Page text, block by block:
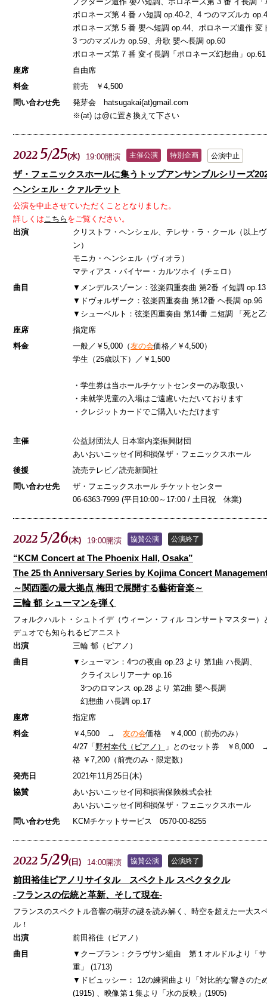
ポロネーズ第 4 番 ハ短調 op.40-2、4 つのマズルカ
ポロネーズ第 5 番 嬰へ短調 op.44、ポロネーズ遺作 変
3 つのマズルカ op.59、舟歌 嬰へ長調 op.60
ポロネーズ第 7 番 変イ長調「ポロネーズ幻想曲」op.61
座席
自由席
料金
前売 ￥4,500
問い合わせ先
発芽会 hatsugakai(at)gmail.com
※(at) は@に置き換えて下さい
2022 5/25(水) 19:00開演 主催公演 特別企画 公演中止
ザ・フェニックスホールに集うトップアンサンブルシリーズ
ヘンシェル・クァルテット
公演を中止させていただくこととなりました。
詳しくはこちら をご覧ください。
出演
クリストフ・ヘンシェル、テレサ・ラ・クール（以上
ン）
モニカ・ヘンシェル（ヴィオラ）
マティアス・バイヤー・カルツホイ（チェロ）
曲目
▼メンデルスゾーン：弦楽四重奏曲 第2番 イ短調 op.13
▼ドヴォルザーク：弦楽四重奏曲 第12番 ヘ長調 op.96
▼シューベルト：弦楽四重奏曲 第14番 ニ短調 「死と
座席
指定席
料金
一般／￥5,000（友の会価格／￥4,500）
学生（25歳以下）／￥1,500
・学生券は当ホールチケットセンターのみ取扱い
・未就学児童の入場はご遠慮いただいております
・クレジットカードでご購入いただけます
主催
公益財団法人 日本室内楽振興財団
あいおいニッセイ同和損保ザ・フェニックスホール
後援
読売テレビ／読売新聞社
問い合わせ先
ザ・フェニックスホール チケットセンター
06-6363-7999 (平日10:00～17:00 / 土日祝 休業)
2022 5/26(木) 19:00開演 協賛公演 公演終了
“KCM Concert at The Phoenix Hall, Osaka”
The 25 th Anniversary Series by Kojima Concert
～関西圏の最大拠点 梅田で展開する藝術音楽～
三輪 郁 シューマンを弾く
フォルクハルト・シュトイデ（ウィーン・フィル コンサートマスター）
デュオでも知られるピアニスト
出演
三輪 郁（ピアノ）
曲目
▼シューマン：4つの夜曲 op.23 より 第1曲 ハ長調、
クライスレリアーナ op.16
3つのロマンス op.28 より 第2曲 嬰ヘ長調
幻想曲 ハ長調 op.17
座席
指定席
料金
￥4,500 → 友の会価格 ￥4,000（前売のみ）
4/27「 野村幸代（ピアノ）
」とのセット券 ￥8,000
格 ￥7,200（前売のみ・限定数）
発売日
2021年11月25日(木)
協賛
あいおいニッセイ同和損害保険株式会社
あいおいニッセイ同和損保ザ・フェニックスホール
問い合わせ先
KCMチケットサービス 0570-00-8255
2022 5/29( 日 ) 14:00開演 協賛公演 公演終了
前田裕佳ピアノリサイタル スペクトル スペクタクル
-フランスの伝統と革新、そして現在-
フランスのスペクトル音響の萌芽の謎を読み解く、時空を超えた一大ス
ル！
出演
前田裕佳（ピアノ）
曲目
▼クープラン：クラヴサン組曲 第１オルドルより「
重」 (1713)
▼ドビュッシー： 12の練習曲より「対比的な響きのた
(1915) 、映像第１集より「水の反映」(1905)